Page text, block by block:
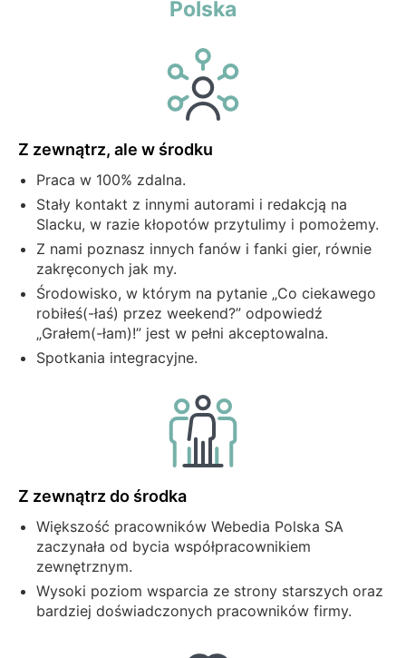
Polska
Z zewnątrz, ale w środku
Praca w 100% zdalna.
Stały kontakt z innymi autorami i redakcją na
Slacku, w razie kłopotów przytulimy i pomożemy.
Z nami poznasz innych fanów i fanki gier, równie
zakręconych jak my.
Środowisko, w którym na pytanie „Co ciekawego
robiłeś(-łaś) przez weekend?” odpowiedź
„Grałem(-łam)!” jest w pełni akceptowalna.
Spotkania integracyjne.
Z zewnątrz do środka
Większość pracowników Webedia Polska SA
zaczynała od bycia współpracownikiem
zewnętrznym.
Wysoki poziom wsparcia ze strony starszych oraz
bardziej doświadczonych pracowników firmy.